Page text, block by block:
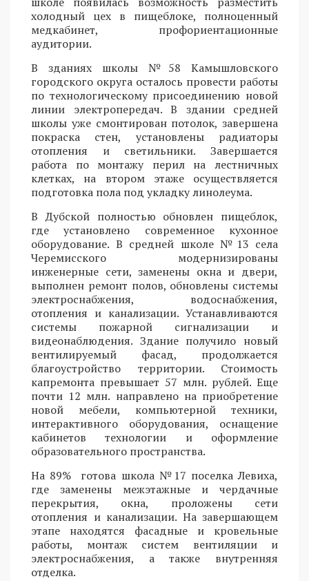
холодный цех в пищеблоке, полноценный
медкабинет, профориентационные
аудитории.
В зданиях школы №58 Камышловского
городского округа осталось провести работы
по технологическому присоединению новой
линии электропередач. В здании средней
школы уже смонтирован потолок, завершена
покраска стен, установлены радиаторы
отопления и светильники. Завершается
работа по монтажу перил на лестничных
клетках, на втором этаже осуществляется
подготовка пола под укладку линолеума.
В Дубской полностью обновлен пищеблок,
где установлено современное кухонное
оборудование. В средней школе №13 села
Черемисского модернизированы
инженерные сети, заменены окна и двери,
выполнен ремонт полов, обновлены системы
электроснабжения, водоснабжения,
отопления и канализации. Устанавливаются
системы пожарной сигнализации и
видеонаблюдения. Здание получило новый
вентилируемый фасад, продолжается
благоустройство территории. Стоимость
капремонта превышает 57 млн. рублей. Еще
почти 12 млн. направлено на приобретение
новой мебели, компьютерной техники,
интерактивного оборудования, оснащение
кабинетов технологии и оформление
образовательного пространства.
На 89% готова школа №17 поселка Левиха,
где заменены межэтажные и чердачные
перекрытия, окна, проложены сети
отопления и канализации. На завершающем
этапе находятся фасадные и кровельные
работы, монтаж систем вентиляции и
электроснабжения, а также внутренняя
отделка.